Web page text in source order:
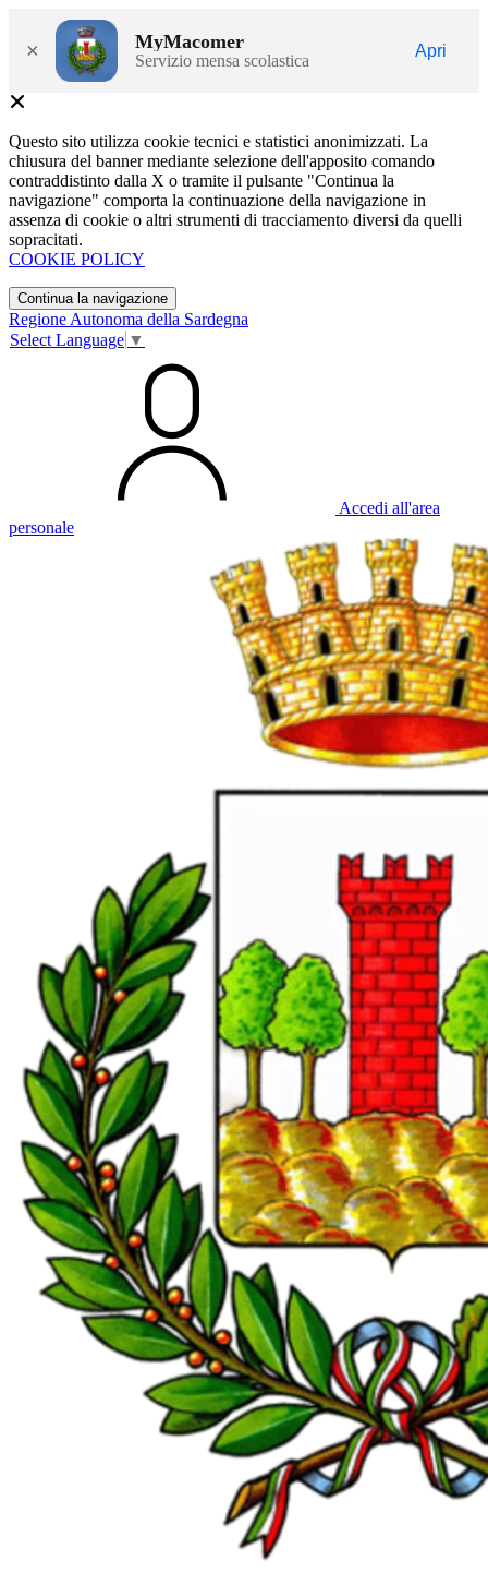
× MyMacomer
Servizio mensa scolastica
Apri
Questo sito utilizza cookie tecnici e statistici anonimizzati. La
chiusura del banner mediante selezione dell'apposito comando
contraddistinto dalla X o tramite il pulsante "Continua la
navigazione" comporta la continuazione della navigazione in
assenza di cookie o altri strumenti di tracciamento diversi da quelli
sopracitati.
COOKIE POLICY
Continua la navigazione
Regione Autonoma della Sardegna
Select Language ▼
Accedi all'area
personale